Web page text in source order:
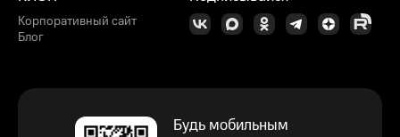
Корпоративный сайт
Блог
Будь мобильным